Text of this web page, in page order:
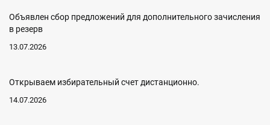
Объявлен сбор предложений для дополнительного зачисления
в резерв
13.07.2026
Открываем избирательный счет дистанционно.
14.07.2026